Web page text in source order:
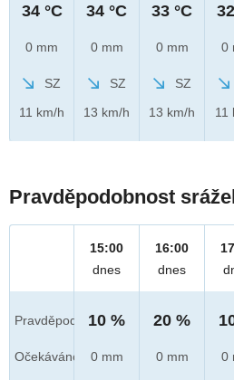
34 °C
0 mm
SZ
11 km/h
34 °C
0 mm
SZ
13 km/h
33 °C
0 mm
SZ
13 km/h
0
11
Pravděpodobnost
Pravděpod.
Očekáváno
15:00
dnes
10 %
0 mm
16:00
dnes
20 %
0 mm 0